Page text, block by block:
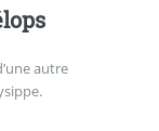
autre